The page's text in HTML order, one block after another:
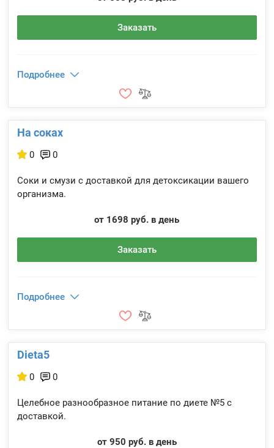
Заказать
Подробнее
На соках
0 0
Соки и смузи с доставкой для детоксикации вашего
организма.
от 1698 руб. в день
Заказать
Подробнее
Dieta5
0 0
Целебное разнообразное питание по диете №5 с
доставкой.
от 950 руб. в день